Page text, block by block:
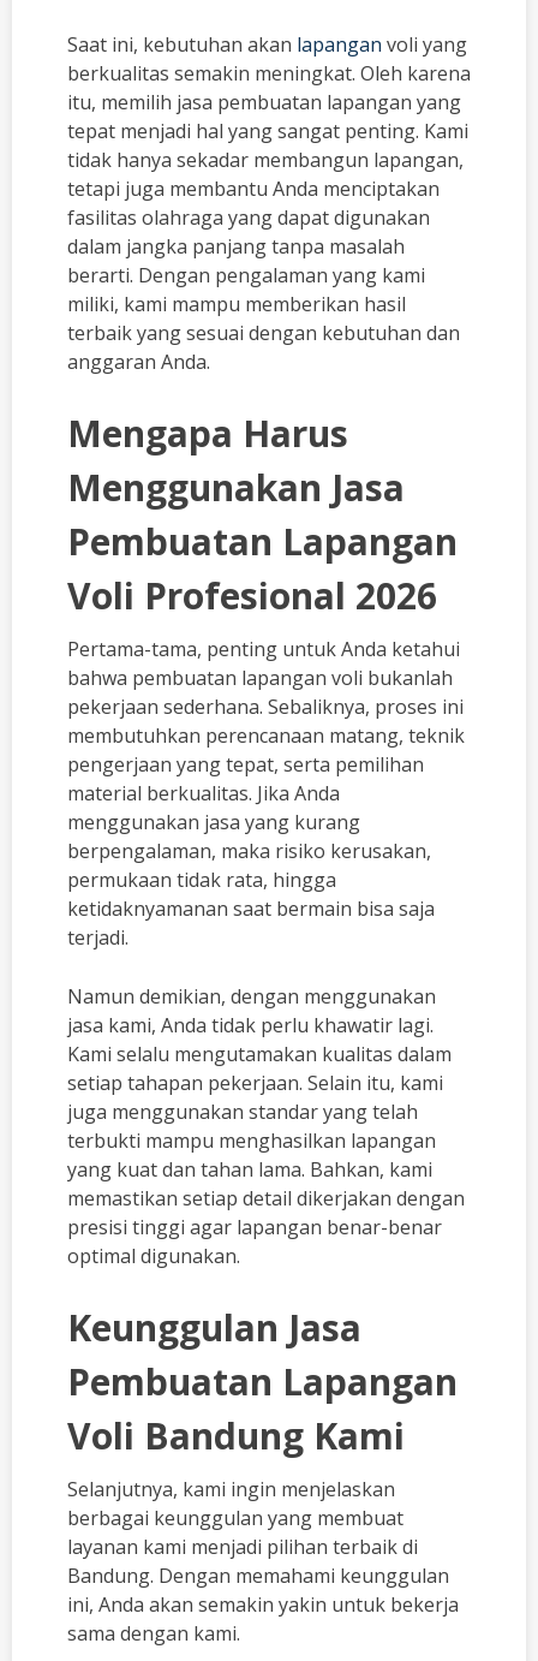
Saat ini, kebutuhan akan lapangan voli yang
berkualitas semakin meningkat. Oleh karena
itu, memilih jasa pembuatan lapangan yang
tepat menjadi hal yang sangat penting. Kami
tidak hanya sekadar membangun lapangan,
tetapi juga membantu Anda menciptakan
fasilitas olahraga yang dapat digunakan
dalam jangka panjang tanpa masalah
berarti. Dengan pengalaman yang kami
miliki, kami mampu memberikan hasil
terbaik yang sesuai dengan kebutuhan dan
anggaran Anda.
Mengapa Harus
Menggunakan Jasa
Pembuatan Lapangan
Voli Profesional 2026
Pertama-tama, penting untuk Anda ketahui
bahwa pembuatan lapangan voli bukanlah
pekerjaan sederhana. Sebaliknya, proses ini
membutuhkan perencanaan matang, teknik
pengerjaan yang tepat, serta pemilihan
material berkualitas. Jika Anda
menggunakan jasa yang kurang
berpengalaman, maka risiko kerusakan,
permukaan tidak rata, hingga
ketidaknyamanan saat bermain bisa saja
terjadi.
Namun demikian, dengan menggunakan
jasa kami, Anda tidak perlu khawatir lagi.
Kami selalu mengutamakan kualitas dalam
setiap tahapan pekerjaan. Selain itu, kami
juga menggunakan standar yang telah
terbukti mampu menghasilkan lapangan
yang kuat dan tahan lama. Bahkan, kami
memastikan setiap detail dikerjakan dengan
presisi tinggi agar lapangan benar-benar
optimal digunakan.
Keunggulan Jasa
Pembuatan Lapangan
Voli Bandung Kami
Selanjutnya, kami ingin menjelaskan
berbagai keunggulan yang membuat
layanan kami menjadi pilihan terbaik di
Bandung. Dengan memahami keunggulan
ini, Anda akan semakin yakin untuk bekerja
sama dengan kami.